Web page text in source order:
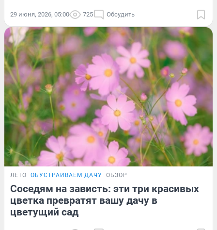
29 июня, 2026, 05:00 725 Обсудить
ЛЕТО ОБУСТРАИВАЕМ ДАЧУ ОБЗОР
Соседям на зависть: эти три красивых
цветка превратят вашу дачу в
цветущий сад